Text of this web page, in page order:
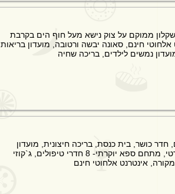
ממוקם על צוק נישא מעל חוף הים בקרבת
אלחוטי חינם, סאונה יבשה ורטובה, מועדון בריאות
נמשים לילדים, בריכה שחיה
כושר, בית כנסת, בריכה חיצונית, מועדון
ילדים, חוף ים פרטי, מתחם ספא יוקרתי- 8 חדרי טיפולים, ג`קוזי
אינטרנט אלחוטי חינם